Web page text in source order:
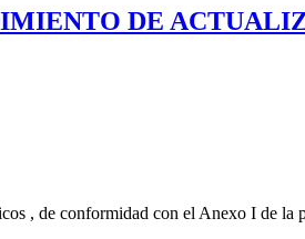
DE
, de conformidad con el Anexo I de la